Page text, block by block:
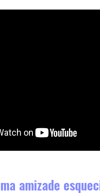
amizade